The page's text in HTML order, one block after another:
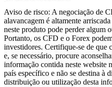
Aviso de risco: A negociação de
alavancagem é altamente
neste produto pode perder algum
Portanto, os CFD e o Forex
investidores. Certifique-se de que
e, se necessário, procure
informação contida neste website
país específico e não se destina à
distribuição ou utilização desta